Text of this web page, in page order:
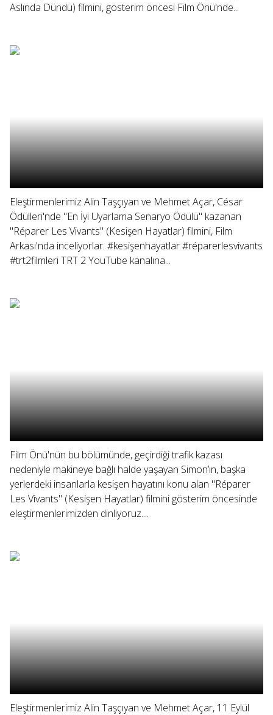
Aslında Dündü) filmini, gösterim öncesi Film Önü'nde...
Eleştirmenlerimiz Alin Taşçıyan ve Mehmet Açar, César
Ödülleri'nde "En İyi Uyarlama Senaryo Ödülü" kazanan
"Réparer Les Vivants" (Kesişen Hayatlar) filmini, Film
Arkası'nda inceliyorlar. #kesişenhayatlar #réparerlesvivants
#trt2filmleri TRT 2 YouTube kanalına...
Film Önü'nün bu bölümünde, geçirdiği trafik kazası
nedeniyle makineye bağlı halde yaşayan Simon’ın, başka
yerlerdeki insanlarla kesişen hayatını konu alan "Réparer
Les Vivants" (Kesişen Hayatlar) filmini gösterim öncesinde
eleştirmenlerimizden dinliyoruz....
Eleştirmenlerimiz Alin Taşçıyan ve Mehmet Açar, 11 Eylül